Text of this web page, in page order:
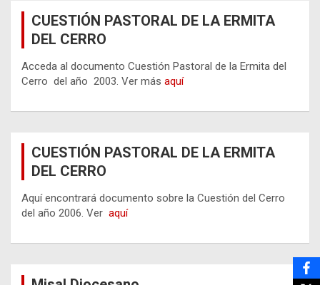
CUESTIÓN PASTORAL DE LA ERMITA
DEL CERRO
Acceda al documento Cuestión Pastoral de la Ermita del
Cerro del año 2003. Ver más aquí
CUESTIÓN PASTORAL DE LA ERMITA
DEL CERRO
Aquí encontrará documento sobre la Cuestión del Cerro
del año 2006. Ver aquí